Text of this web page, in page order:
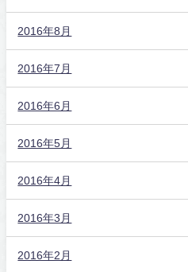
2016年8月
2016年7月
2016年6月
2016年5月
2016年4月
2016年3月
2016年2月